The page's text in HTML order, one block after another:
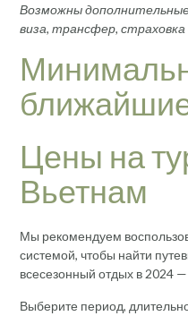
Возможны
виза, трансфер,
Цены на
Вьетнам
Мы рекомендуем
системой, чтобы найти
всесезонный отдых в 2024
Выберите период,